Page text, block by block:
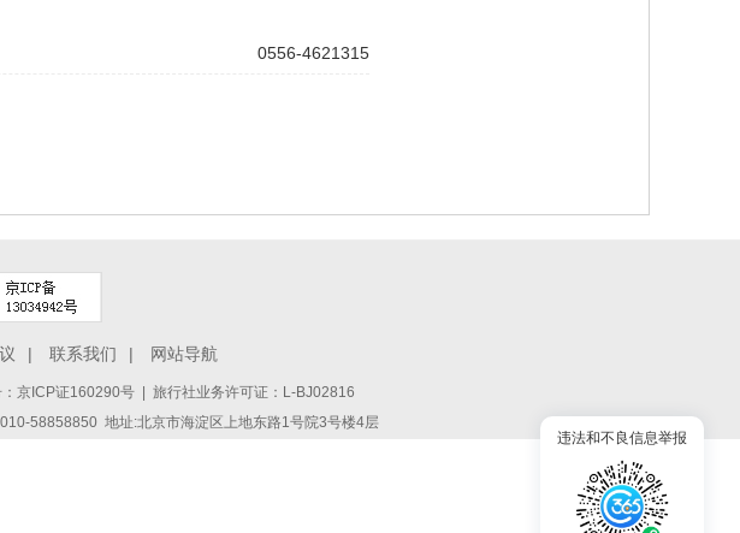
0556-4621315
| 联系我们 | 网站导航
京ICP证160290号 | 旅行社业务许可证：L-BJ02816
58858850 地址:北京市海淀区上地东路1号院3号楼4层
违法和不良信息举报